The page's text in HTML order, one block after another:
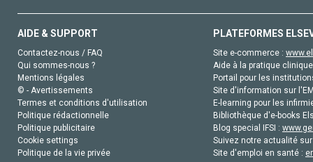
AIDE & SUPPORT
Contactez-nous / FAQ
Qui sommes-nous ?
Mentions légales
© - Avertissements
Termes et conditions d'utilisation
Politique rédactionnelle
Politique publicitaire
Cookie settings
Politique de la vie privée
PLATEFORMES
Site e-commerce :
Aide à la pratique
Portail pour les
Site d'information sur
E-learning pour les
Bibliothèque d'e-books
Blog special IFSI :
Suivez notre actualité
Site d'emploi en santé :